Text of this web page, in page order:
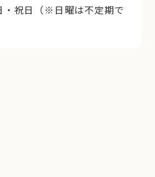
・祝日（※日曜は不定期で